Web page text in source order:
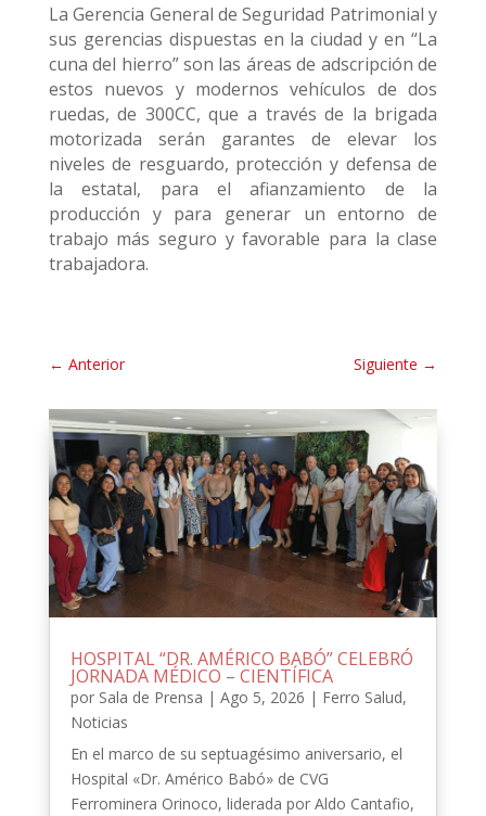
La Gerencia General de Seguridad Patrimonial y
sus gerencias dispuestas en la ciudad y en “La
cuna del hierro” son las áreas de adscripción de
estos nuevos y modernos vehículos de dos
ruedas, de 300CC, que a través de la brigada
motorizada serán garantes de elevar los
niveles de resguardo, protección y defensa de
la estatal, para el afianzamiento de la
producción y para generar un entorno de
trabajo más seguro y favorable para la clase
trabajadora.
← Anterior Siguiente →
HOSPITAL “DR. AMÉRICO BABÓ” CELEBRÓ
JORNADA MÉDICO – CIENTÍFICA
por Sala de Prensa | Ago 5, 2026 | Ferro Salud,
Noticias
En el marco de su septuagésimo aniversario, el
Hospital «Dr. Américo Babó» de CVG
Ferrominera Orinoco, liderada por Aldo Cantafio,